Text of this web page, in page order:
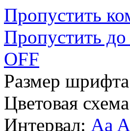
Пропустить
Пропустить до
OFF
Размер
Цветовая
Интервал: Aa